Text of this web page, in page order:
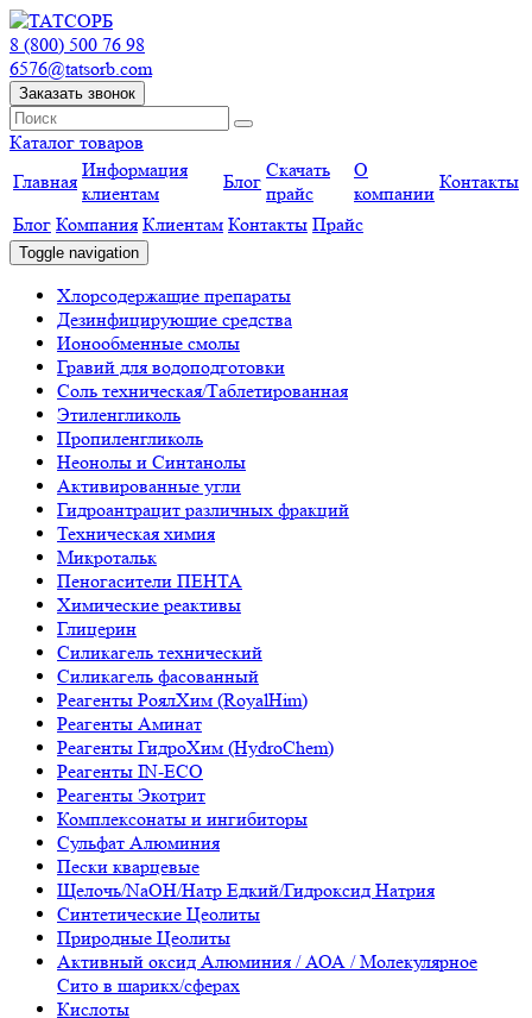
8 (800) 500 76 98
6576@tatsorb.com
Заказать звонок
Каталог товаров
Главная
Информация
клиентам
Блог
Скачать
прайс
О
компании
Контакты
Блог Компания Клиентам Контакты Прайс
Toggle navigation
Хлорсодержащие препараты
Дезинфицирующие средства
Ионообменные смолы
Гравий для водоподготовки
Соль техническая/Таблетированная
Этиленгликоль
Пропиленгликоль
Неонолы и Синтанолы
Активированные угли
Гидроантрацит различных фракций
Техническая химия
Микротальк
Пеногасители ПЕНТА
Химические реактивы
Глицерин
Силикагель технический
Силикагель фасованный
Реагенты РоялХим (RoyalHim)
Реагенты Аминат
Реагенты ГидроХим (HydroChem)
Реагенты IN-ECO
Реагенты Экотрит
Комплексонаты и ингибиторы
Сульфат Алюминия
Пески кварцевые
Щелочь/NaOH/Натр Едкий/Гидроксид Натрия
Синтетические Цеолиты
Природные Цеолиты
Активный оксид Алюминия / АОА / Молекулярное
Сито в шарикх/сферах
Кислоты